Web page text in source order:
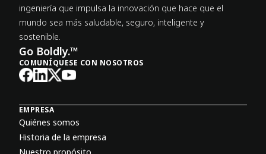
ingeniería que impulsa la innovación que hace que el
mundo sea más saludable, seguro, inteligente y
sostenible.
Go Boldly.™
COMUNÍQUESE CON NOSOTROS
EMPRESA
Quiénes somos
Historia de la empresa
Nuestro propósito